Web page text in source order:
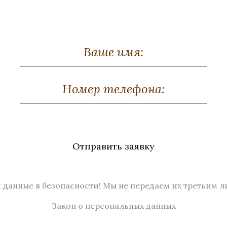
Отправить заявку
в безопасности! Мы не передаем их третьим
Закон о персональных данных